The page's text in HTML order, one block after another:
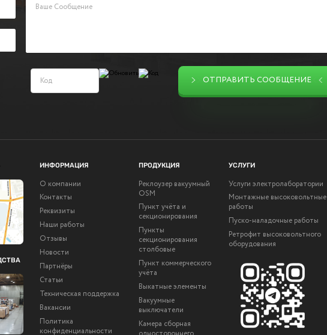
ОТПРАВИТЬ СООБЩЕНИЕ
ИНФОРМАЦИЯ
О компании
Контакты
Реквизиты
Наши работы
Отзывы
Новости
Партнёры
Статьи
Техническая поддержка
Вакансии
Политика
конфиденциальности
ПРОДУКЦИЯ
Реклоузер вакуумный
OSM
Пункт учёта и
секционирования
Пункты
секционирования
столбовые
Пункт коммерческого
учёта
Выкатные элементы
Вакуумные
выключатели
Камера сборная
УСЛУГИ
Услуги электролаборатории
Монтажные высоковольтные
работы
Пуско-наладочные работы
Ретрофит высоковольтного
оборудования